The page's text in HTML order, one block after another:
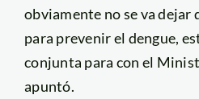
obviamente no se va dejar
para prevenir el dengue,
conjunta para con el
apuntó.